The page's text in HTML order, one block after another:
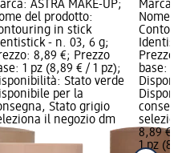
ASTRA MAKE-UP;
del prodotto:
in stick
- n. 03, 6 g;
8,89 €; Prezzo
1 pz (8,89 € / 1 pz);
Stato verde
per la
Stato grigio
il negozio dm
Marca:
Nome
Prezzo:
base: 1
8,89 €
1 pz